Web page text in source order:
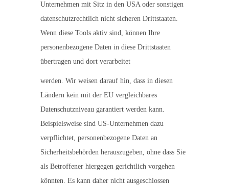
Unternehmen mit Sitz in den USA oder sonstigen
datenschutzrechtlich nicht sicheren Drittstaaten.
Wenn diese Tools aktiv sind, können Ihre
personenbezogene Daten in diese Drittstaaten
übertragen und dort verarbeitet
werden. Wir weisen darauf hin, dass in diesen
Ländern kein mit der EU vergleichbares
Datenschutzniveau garantiert werden kann.
Beispielsweise sind US-Unternehmen dazu
verpflichtet, personenbezogene Daten an
Sicherheitsbehörden herauszugeben, ohne dass Sie
als Betroffener hiergegen gerichtlich vorgehen
könnten. Es kann daher nicht ausgeschlossen